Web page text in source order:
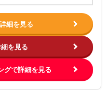
細を見る
を見る
グで詳細を見る